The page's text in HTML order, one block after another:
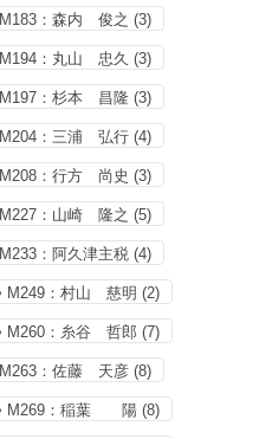
M183：森内 俊之 (3)
M194：丸山 忠久 (3)
M197：杉本 昌隆 (3)
M204：三浦 弘行 (4)
M208：行方 尚史 (3)
M227：山崎 隆之 (5)
M233：阿久津主税 (4)
M249：村山 慈明 (2)
M260：糸谷 哲郎 (7)
M263：佐藤 天彦 (8)
M269：稲葉 陽 (8)